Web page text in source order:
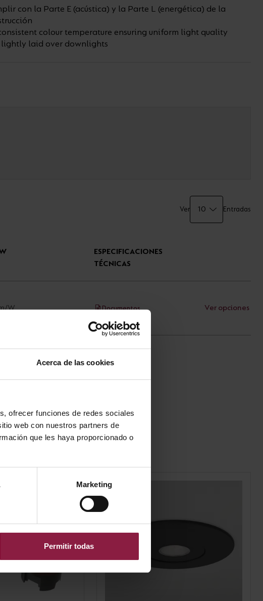
Acerca de las cookies
ofrecer funciones de redes sociales
web con nuestros partners de
que les haya proporcionado o
Marketing
Permitir todas
con la Parte E (acústica) y la Parte L (energética) de la
colour temperature ensuring uniform light quality
lightly laid over downlights
Ver Entradas
ESPECIFICACIONES
TÉCNICAS
W Documentos Ver opciones